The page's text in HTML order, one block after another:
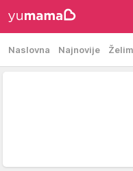
Naslovna Najnovije